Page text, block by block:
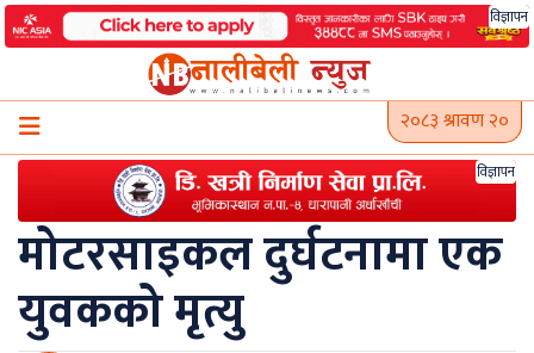
Skip
to
विज्ञापन
२०८३ श्रावण २०
विज्ञापन
मोटरसाइकल दुर्घटनामा एक
युवकको मृत्यु